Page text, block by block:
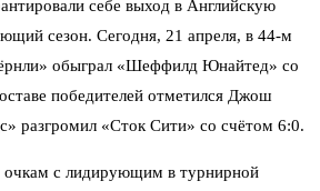
себе выход в Английскую
сезон. Сегодня, 21 апреля, в 44-м
обыграл «Шеффилд Юнайтед» со
победителей отметился Джош
разгромил «Сток Сити» со счётом 6:0.
очкам с лидирующим в турнирной